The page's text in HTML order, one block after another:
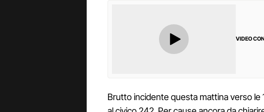
VIDEO
Brutto incidente questa mattina verso le